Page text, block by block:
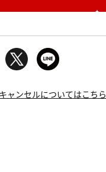
ャンセルについてはこちら